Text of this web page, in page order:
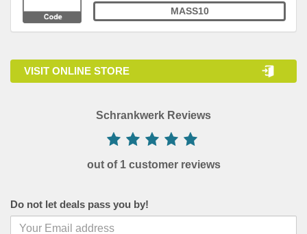
MASS10
VISIT ONLINE STORE
Schrankwerk Reviews
out of 1 customer reviews
Do not let deals pass you by!